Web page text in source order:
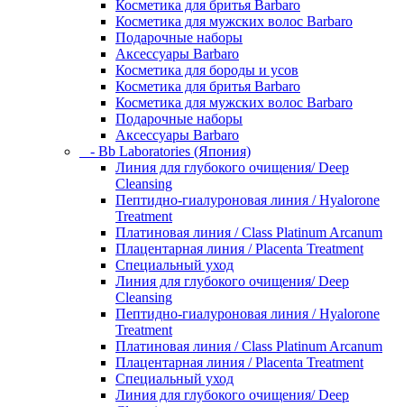
Косметика для бритья Barbaro
Косметика для мужских волос Barbaro
Подарочные наборы
Аксессуары Barbaro
Косметика для бороды и усов
Косметика для бритья Barbaro
Косметика для мужских волос Barbaro
Подарочные наборы
Аксессуары Barbaro
- Bb Laboratories (Япония)
Линия для глубокого очищения/ Deep
Cleansing
Пептидно-гиалуроновая линия / Hyalorone
Treatment
Платиновая линия / Class Platinum Arcanum
Плацентарная линия / Placenta Treatment
Специальный уход
Линия для глубокого очищения/ Deep
Cleansing
Пептидно-гиалуроновая линия / Hyalorone
Treatment
Платиновая линия / Class Platinum Arcanum
Плацентарная линия / Placenta Treatment
Специальный уход
Линия для глубокого очищения/ Deep